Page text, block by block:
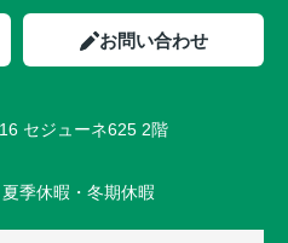
お問い合わせ
セジューネ625 2階
季休暇・冬期休暇